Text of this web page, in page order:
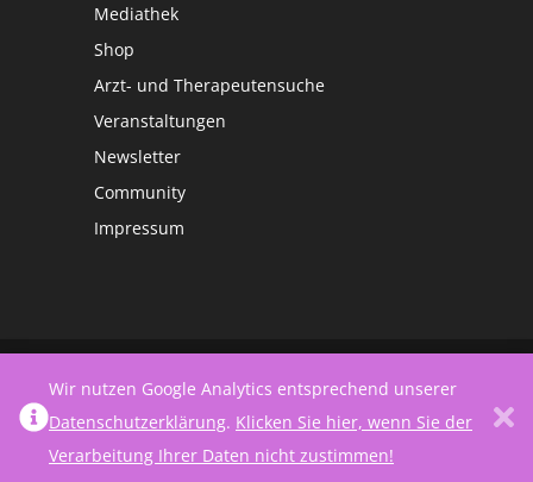
Mediathek
Shop
Arzt- und Therapeutensuche
Veranstaltungen
Newsletter
Community
Impressum
Wir nutzen Google Analytics entsprechend unserer
Datenschutzerklärung. Klicken Sie hier, wenn Sie der
Verarbeitung Ihrer Daten nicht zustimmen!